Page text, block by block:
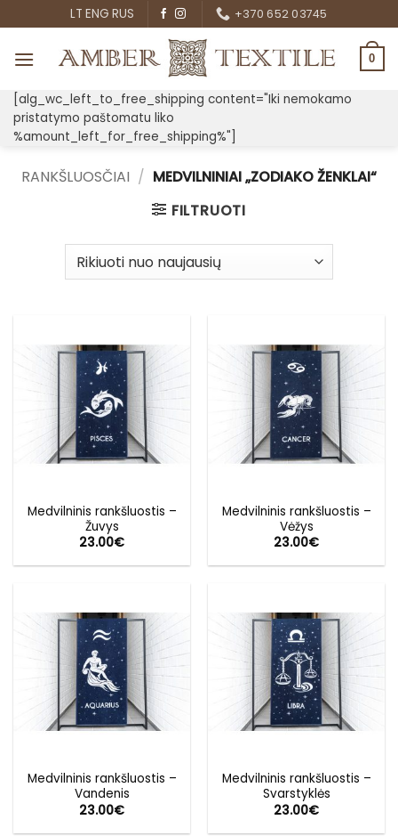
to
content
LT ENG RUS +370 652 03745
0
[alg_wc_left_to_free_shipping content="Iki nemokamo
pristatymo paštomatu liko
%amount_left_for_free_shipping%"]
RANKŠLUOSČIAI / MEDVILNINIAI „ZODIAKO ŽENKLAI“
FILTRUOTI
Medvilninis rankšluostis –
Žuvys
23.00€
Medvilninis rankšluostis –
Vėžys
23.00€
Medvilninis rankšluostis –
Vandenis
23.00€
Medvilninis rankšluostis –
Svarstyklės
23.00€